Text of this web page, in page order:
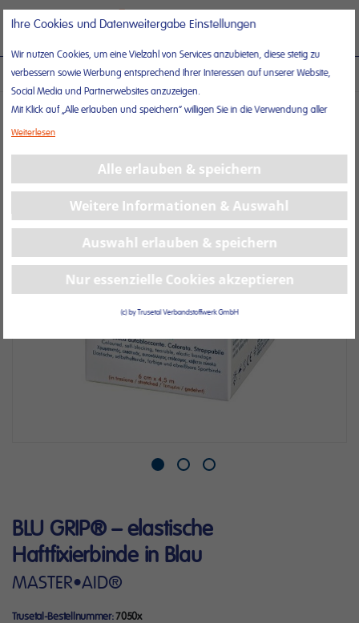
Direkt
zum
BLU GRIP® – ELASTISCHE HAFTFIXIERBINDE IN BLAU
Zum
Ende
der
springen
Anfang
der
Bildergalerie
springen
BLU GRIP® – elastische
Haftfixierbinde in Blau
MASTER•AID®
Trusetal-Bestellnummer 7050x
Ihre Cookies und Datenweitergabe Einstellungen
Wir nutzen Cookies, um eine Vielzahl von Services anzubieten, diese stetig zu
verbessern sowie Werbung entsprechend Ihrer Interessen auf unserer Website,
Social Media und Partnerwebsites anzuzeigen.
Mit Klick auf „Alle erlauben und speichern“ willigen Sie in die Verwendung aller
Cookies ein.
anpassen und speichern.
Weitere Informationen erhalten Sie in unsererDatenschutzerklärungund in
Impressum.
Weiterlesen
Alle erlauben & speichern
Weitere Informationen & Auswahl
Auswahl erlauben & speichern
Nur essenzielle Cookies akzeptieren
(c) by Trusetal Verbandstoffwerk GmbH